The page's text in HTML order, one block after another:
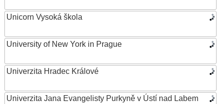
Unicorn Vysoká škola
University of New York in Prague
Univerzita Hradec Králové
Univerzita Jana Evangelisty Purkyně v Ústí nad Labem